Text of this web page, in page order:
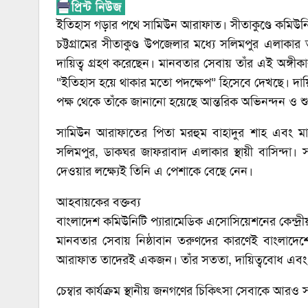
ইতিহাস গড়ার পথে সামিউন আরাফাত। সীতাকুণ্ডে
চট্টগ্রামের সীতাকুণ্ড উপজেলার মধ্যে সলিমপুর
দায়িত্ব গ্রহণ করেছেন। মানবতার সেবায় তাঁর এই
“ইতিহাস হয়ে থাকার মতো পদক্ষেপ” হিসেবে দেখছে।
পক্ষ থেকে তাঁকে জানানো হয়েছে আন্তরিক অভিনন্দন ও
সামিউন আরাফাতের পিতা মরহুম বাহাদুর শাহ এবং
সলিমপুর, ডাকঘর জাফরাবাদ এলাকার স্থায়ী
দেওয়ার লক্ষ্যেই তিনি এ পেশাকে বেছে নেন।
আহবায়কের বক্তব্য
বাংলাদেশ কমিউনিটি প্যারামেডিক এসোসিয়েশনের
মানবতার সেবায় নিষ্ঠাবান তরুণদের কারণেই
আরাফাত তাদেরই একজন। তাঁর সততা, দায়িত্ববোধ এবং
চেম্বার কার্যক্রমস্থানীয় জনগণের চিকিৎসা সেবাকে আরও